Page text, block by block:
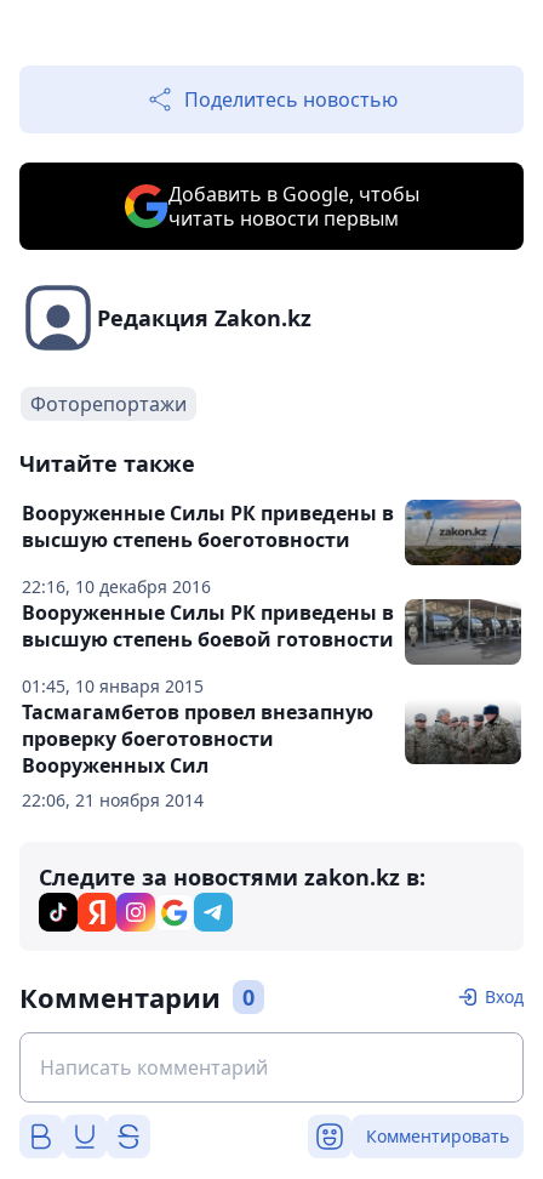
Поделитесь новостью
Добавить в Google, чтобы
читать новости первым
Редакция Zakon.kz
Фоторепортажи
Читайте также
22:16, 10 декабря 2016
Вооруженные Силы РК приведены в
высшую степень боеготовности
01:45, 10 января 2015
Вооруженные Силы РК приведены в
высшую степень боевой готовности
22:06, 21 ноября 2014
Тасмагамбетов провел внезапную
проверку боеготовности
Вооруженных Сил
Следите за новостями zakon.kz в:
Комментарии 0 Вход
Комментировать